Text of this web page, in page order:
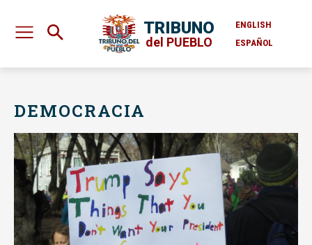
TRIBUNO
del PUEBLO
ENGLISH
ESPAÑOL
DEMOCRACIA